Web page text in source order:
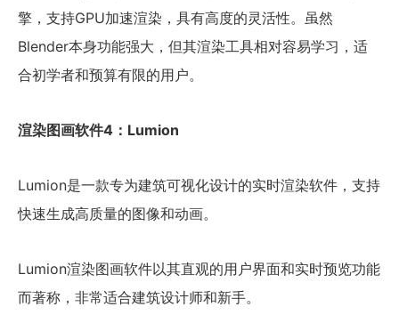
擎，支持GPU加速渲染，具有高度的灵活性。虽然
Blender本身功能强大，但其渲染工具相对容易学习，适
合初学者和预算有限的用户。
渲染图画软件4：Lumion
Lumion是一款专为建筑可视化设计的实时渲染软件，支持
快速生成高质量的图像和动画。
Lumion渲染图画软件以其直观的用户界面和实时预览功能
而著称，非常适合建筑设计师和新手。